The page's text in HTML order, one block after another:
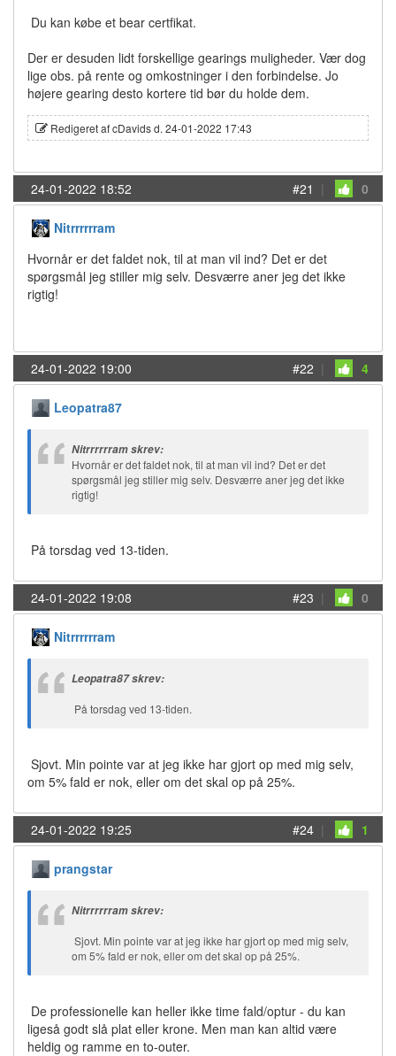
Du kan købe et bear certfikat.
Der er desuden lidt forskellige gearings muligheder. Vær dog
lige obs. på rente og omkostninger i den forbindelse. Jo
højere gearing desto kortere tid bør du holde dem.
Redigeret af cDavids d. 24-01-2022 17:43
24-01-2022 18:52 #21 | 0
Nitrrrrrram
Hvornår er det faldet nok, til at man vil ind? Det er det
spørgsmål jeg stiller mig selv. Desværre aner jeg det ikke
rigtig!
24-01-2022 19:00 #22 | 4
Leopatra87
Nitrrrrrram skrev:
Hvornår er det faldet nok, til at man vil ind? Det er det
spørgsmål jeg stiller mig selv. Desværre aner jeg det ikke
rigtig!
På torsdag ved 13-tiden.
24-01-2022 19:08 #23 | 0
Nitrrrrrram
Leopatra87 skrev:
På torsdag ved 13-tiden.
Sjovt. Min pointe var at jeg ikke har gjort op med mig selv,
om 5% fald er nok, eller om det skal op på 25%.
24-01-2022 19:25 #24 | 1
prangstar
Nitrrrrrram skrev:
Sjovt. Min pointe var at jeg ikke har gjort op med mig selv,
om 5% fald er nok, eller om det skal op på 25%.
De professionelle kan heller ikke time fald/optur - du kan
ligeså godt slå plat eller krone. Men man kan altid være
heldig og ramme en to-outer.